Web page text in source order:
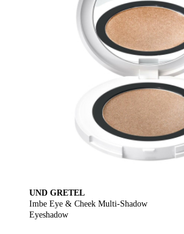
UND GRETEL
Imbe Eye & Cheek Multi-Shadow
Eyeshadow